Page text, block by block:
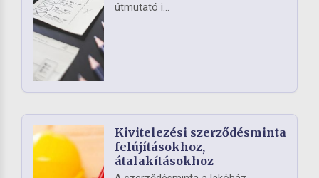
útmutató i...
Kivitelezési szerződésminta
felújításokhoz,
átalakításokhoz